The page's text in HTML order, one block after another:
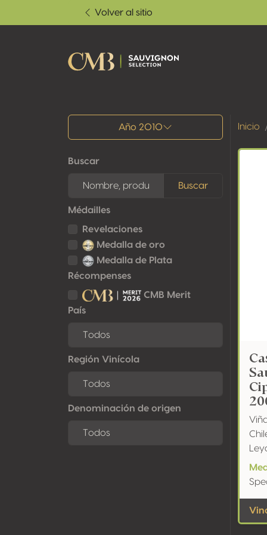
Volver al sitio
Todos los resultados
Año 2010
Buscar
Buscar
Médailles
Revelaciones
Medalla de oro
Medalla de Plata
Récompenses
CMB Merit
País
Región Vinícola
Denominación de origen
Inicio